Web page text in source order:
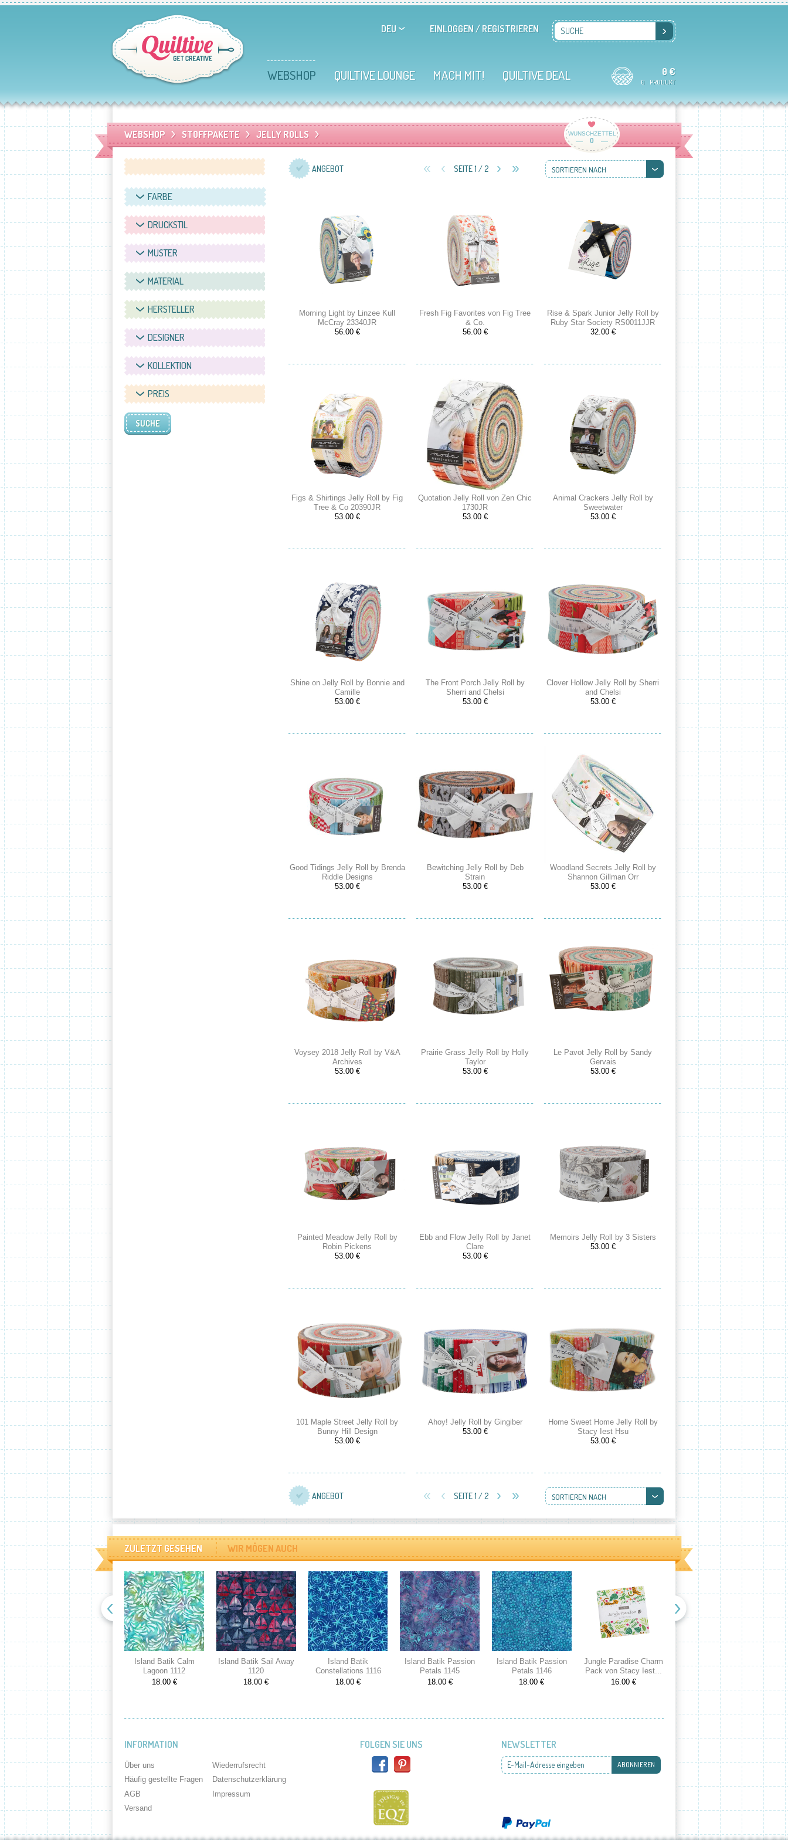
0 €
0 PRODUKT
DEU EINLOGGEN / REGISTRIEREN
WEBSHOP QUILTIVE LOUNGE MACH MIT! QUILTIVE DEAL
SUCHE
WEBSHOP STOFFPAKETE JELLY ROLLS WUNSCHZETTEL
0
FARBE
DRUCKSTIL
MUSTER
MATERIAL
HERSTELLER
DESIGNER
KOLLEKTION
PREIS
SUCHE
ANGEBOT SORTIEREN NACH
SEITE 1 / 2
Morning Light by Linzee Kull
McCray 23340JR
56.00 €
Fresh Fig Favorites von Fig Tree
& Co.
56.00 €
Rise & Spark Junior Jelly Roll by
Ruby Star Society RS0011JJR
32.00 €
Figs & Shirtings Jelly Roll by Fig
Tree & Co 20390JR
53.00 €
Quotation Jelly Roll von Zen Chic
1730JR
53.00 €
Animal Crackers Jelly Roll by
Sweetwater
53.00 €
Shine on Jelly Roll by Bonnie and
Camille
53.00 €
The Front Porch Jelly Roll by
Sherri and Chelsi
53.00 €
Clover Hollow Jelly Roll by Sherri
and Chelsi
53.00 €
Good Tidings Jelly Roll by Brenda
Riddle Designs
53.00 €
Bewitching Jelly Roll by Deb
Strain
53.00 €
Woodland Secrets Jelly Roll by
Shannon Gillman Orr
53.00 €
Voysey 2018 Jelly Roll by V&A
Archives
53.00 €
Prairie Grass Jelly Roll by Holly
Taylor
53.00 €
Le Pavot Jelly Roll by Sandy
Gervais
53.00 €
Painted Meadow Jelly Roll by
Robin Pickens
53.00 €
Ebb and Flow Jelly Roll by Janet
Clare
53.00 €
Memoirs Jelly Roll by 3 Sisters
53.00 €
101 Maple Street Jelly Roll by
Bunny Hill Design
53.00 €
Ahoy! Jelly Roll by Gingiber
53.00 €
Home Sweet Home Jelly Roll by
Stacy Iest Hsu
53.00 €
ANGEBOT SORTIEREN NACH
SEITE 1 / 2
ZULETZT GESEHEN WIR MÖGEN AUCH
Island Batik Calm
Lagoon 1112
18.00 €
Island Batik Sail Away
1120
18.00 €
Island Batik
Constellations 1116
18.00 €
Island Batik Passion
Petals 1145
18.00 €
Island Batik Passion
Petals 1146
18.00 €
Jungle Paradise Charm
Pack von Stacy Iest...
16.00 €
Cranberries and Cream
Charm Pack von 3...
16.00 €
INFORMATION
Über uns
Häufig gestellte Fragen
AGB
Versand
Wiederrufsrecht
Datenschutzerklärung
Impressum
FOLGEN SIE UNS NEWSLETTER
E-Mail-Adresse eingeben ABONNIEREN